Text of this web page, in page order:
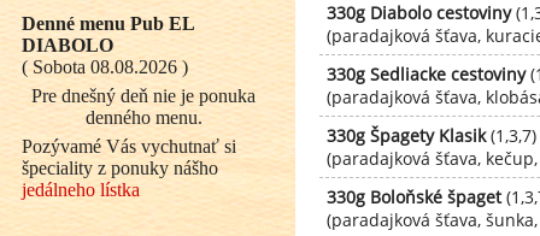
Denné menu Pub EL
DIABOLO
( Sobota 08.08.2026 )
Pre dnešný deň nie je ponuka
denného menu.
Pozývamé Vás vychutnať si
špeciality z ponuky nášho
jedálneho lístka
330g Diabolo cestoviny
(paradajková šťava,
330g Sedliacke cestoviny
(paradajková šťava,
330g Špagety Klasik(1,3,7)
(paradajková šťava,
330g Boloňské špaget
(paradajková šťava,